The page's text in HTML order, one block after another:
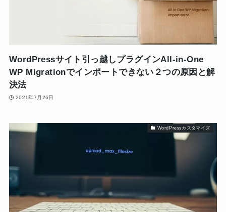
WordPressサイト引っ越しプラグインAll-in-One
WP Migrationでインポートできない２つの原因と解
決法
2021年7月26日
WordPressカスタマイズ